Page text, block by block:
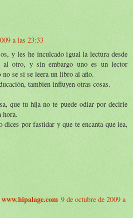
a las 23:33
y les he inculcado igual la lectura desde
al otro, y sin embargo uno es un lector
se si se leera un libro al año.
tambien influyen otras cosas.
que tu hija no te puede odiar por decirle
hora.
dices por fastidar y que te encanta que lea,
9 de octubre de 2009 a